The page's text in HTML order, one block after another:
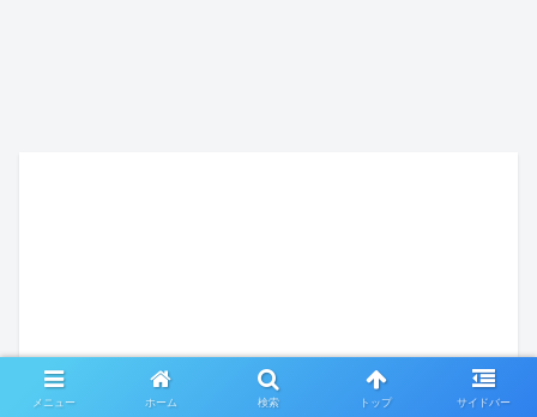
メニュー ホーム 検索 トップ サイドバー